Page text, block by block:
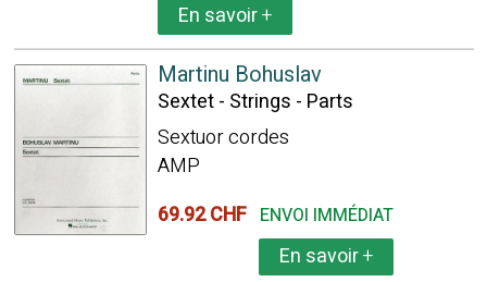
En savoir+
Martinu Bohuslav
Sextet - Strings - Parts
Sextuor cordes
AMP
69.92 CHF ENVOI IMMÉDIAT
En savoir+